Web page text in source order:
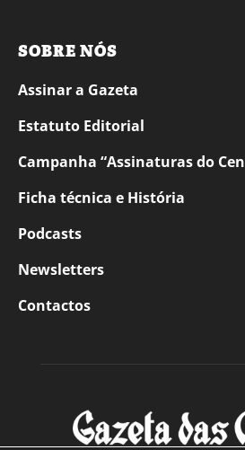
SOBRE NÓS
Assinar a Gazeta
Estatuto Editorial
Campanha “Assinaturas do
Ficha técnica e História
Podcasts
Newsletters
Contactos